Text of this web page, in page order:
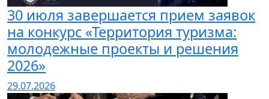
30 июля завершается прием заявок
на конкурс «Территория туризма:
молодежные проекты и решения
2026»
29.07.2026